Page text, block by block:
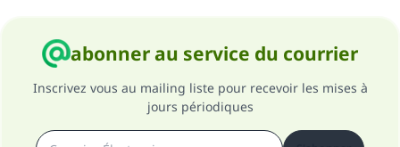
abonner au service du courrier
Inscrivez vous au mailing liste pour recevoir les mises à
jours périodiques
Soutenez IslamQA